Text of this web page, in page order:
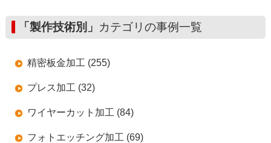
「製作技術別」 カテゴリの事例一覧
精密板金加工 (255)
プレス加工 (32)
ワイヤーカット加工 (84)
フォトエッチング加工 (69)